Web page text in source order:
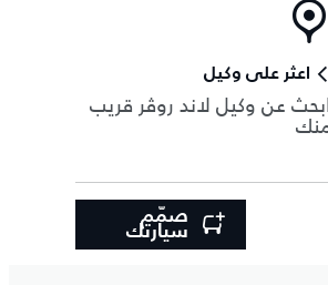
اعثر على وكيل
عن وكيل لاند روڤر قريب
صمّم
سيارتك